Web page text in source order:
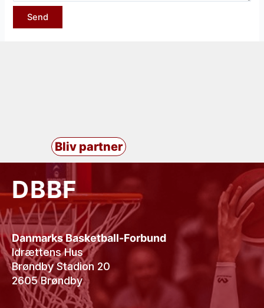
Bliv partner
DBBF
Danmarks Basketball-Forbund
Idrættens Hus
Brøndby Stadion 20
2605 Brøndby